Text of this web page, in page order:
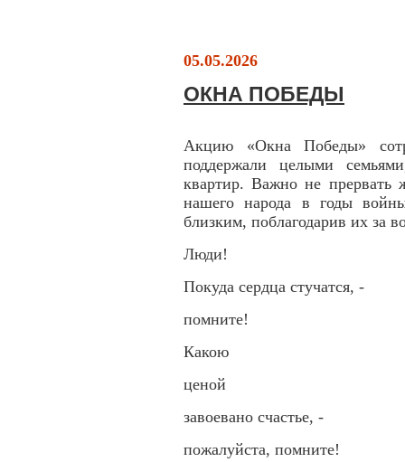
05.05.2026
ОКНА ПОБЕДЫ
Акцию «Окна Победы»
поддержали целыми
квартир. Важно не прервать
нашего народа в годы
близким, поблагодарив их за
Люди!
Покуда сердца стучатся, -
помните!
Какою
ценой
завоевано счастье, -
пожалуйста, помните!